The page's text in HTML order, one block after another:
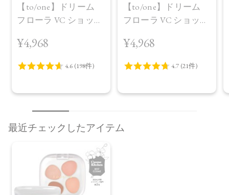
【to/one】ドリーム
フローラ VC ショット
¥4,968
【to/one】ドリーム
フローラ VC ショット
プラス＜限定品＞
¥4,968
最近チェックしたアイテム